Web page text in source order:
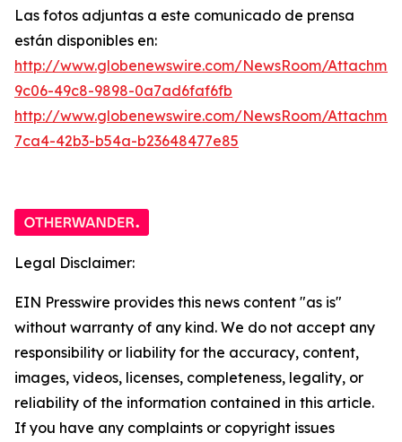
Las fotos adjuntas a este comunicado de prensa
están disponibles en:
http://www.globenewswire.com/NewsRoom/
9c06-49c8-9898-0a7ad6faf6fb
http://www.globenewswire.com/NewsRoom/
7ca4-42b3-b54a-b23648477e85
Legal Disclaimer:
EIN Presswire provides this news content "as is"
without warranty of any kind. We do not accept any
responsibility or liability for the accuracy, content,
images, videos, licenses, completeness, legality, or
reliability of the information contained in this article.
If you have any complaints or copyright issues